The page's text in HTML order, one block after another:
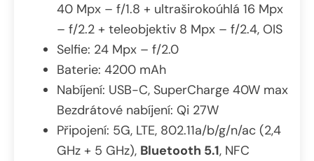
40 Mpx – f/1.8 + ultraširokoúhlá 16 Mpx
– f/2.2 + teleobjektiv 8 Mpx – f/2.4, OIS
Selfie: 24 Mpx – f/2.0
Baterie: 4200 mAh
Nabíjení: USB-C, SuperCharge 40W max
Bezdrátové nabíjení: Qi 27W
Připojení: 5G, LTE, 802.11a/b/g/n/ac (2,4
GHz + 5 GHz), Bluetooth 5.1, NFC